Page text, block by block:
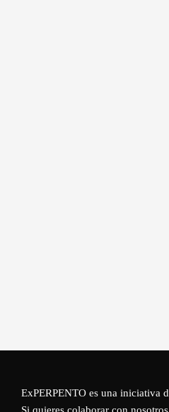
ExPERPENTO es una iniciativa
Si quieres colaborar con